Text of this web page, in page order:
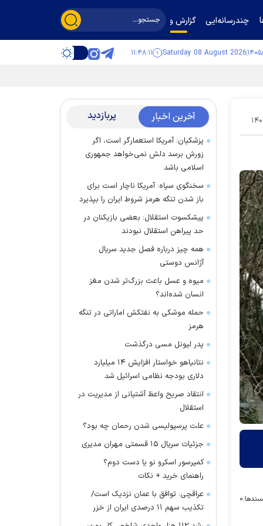
چندرسانه‌ایی گزارش و گفت‌وگو
Saturday 08 August 2026 ۱۱:۴۸:۱۲
۰۵
۰
آخرین اخبار پربازدید
پزشکیان: آمریکا استعمارگر است، اگر
زورش برسد دلش نمی‌خواهد جمهوری
اسلامی باشد
سخنگوی سپاه: آمریکا ناچار است برای
باز شدن تنگه هرمز شروط ایران را بپذیرد
پیشکسوت استقلال: بعضی بازیکنان در
حد پیراهن استقلال نبودند
همه چیز درباره فصل جدید سریال
آژانس دوستی
میوه و عسل باعث بزرگ‌تر شدن مغز
انسان شده‌اند؟
حمله موشکی به نفتکش اماراتی در تنگه
هرمز
پدر لیونل مسی درگذشت
نتانیاهو خواستار افزایش ۱۴ میلیارد
دلاری بودجه نظامی اسرائیل شد
انتقاد صریح واعظ آشتیانی از مدیریت در
استقلال
علت پرسپولیسی شدن رحمان چه بود؟
جزئیات سریال ۱۵ قسمتی مهران مدیری
کمپرسور اسکرو نو یا دست دوم؟
راهنمای خرید + نکات
عراقچی: توافق با عمان نزدیک است/
تکذیب سهم ۱۱ درصدی ایران از خزر